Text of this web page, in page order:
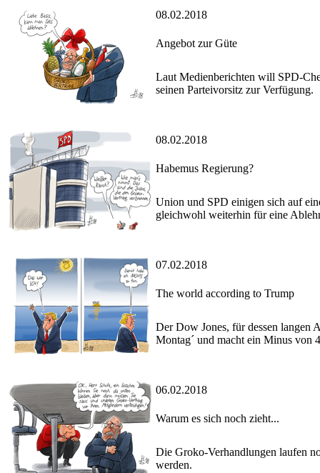
08.02.2018
Angebot zur Güte
Laut Medienberichten will SPD-
seinen Parteivorsitz zur Verfügung.
08.02.2018
Habemus Regierung?
Union und SPD einigen sich auf
gleichwohl weiterhin für eine
07.02.2018
The world according to Trump
Der Dow Jones, für dessen langen
Montag´ und macht ein Minus von
06.02.2018
Warum es sich noch zieht...
Die Groko-Verhandlungen laufen
werden.